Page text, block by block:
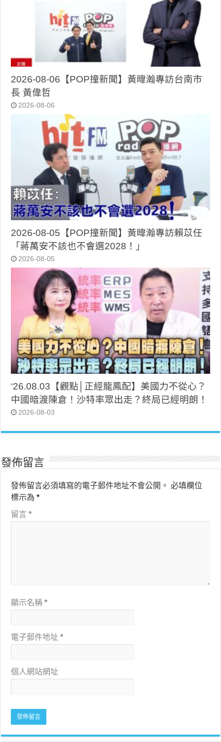
2026-08-06【POP撞新聞】黃暐瀚專訪台南市
長 黃偉哲
2026-08-06
2026-08-05【POP撞新聞】黃暐瀚專訪賴苡任
「蔣萬安不該也不會選2028！」
2026-08-05
‘26.08.03【觀點│正經龍鳳配】美國力不從心？
中國暗渡陳倉！沙特率眾出走？終局已經明朗！
2026-08-03
發佈留言
發佈留言必須填寫的電子郵件地址不會公開。 必填欄位
標示為*
留言*
顯示名稱*
電子郵件地址*
個人網站網址